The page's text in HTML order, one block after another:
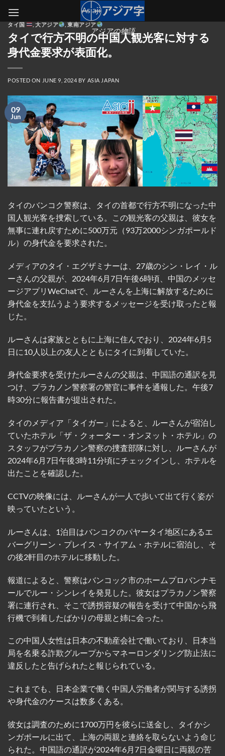
content
アジアの物語
タイ国 ,大アジア ,東南アジア
タイで行方不明の中国人観光客に対する
身代金要求が表面化。
POSTED ON JUNE 9, 2024 BY ASIA JAPAN
09
Jun
タイのバンコク警察は、タイの首都で行方不明になった中
国人観光客を捜索している。この観光客の父親は、彼女を
無事に連れ戻すために500万元（93万2000シンガポールド
ル）の身代金を要求された。
メディアのタイ・エグザミナーは、27歳のシン・レイ・ル
ーさんの父親が、2024年6月7日午後6時頃、中国のメッセ
ージアプリWeChatで、ルーさんを上海に解放するために
身代金を支払うよう要求するメッセージを受け取ったと報
じた。
ルーさんは家族とともに上海に住んでおり、2024年6月5
日に10人以上の友人とともにタイに到着していた。
身代金要求を受けたルーさんの父親は、中国語の通訳を見
つけ、プラカノン警察署の警官に事件を通報した。午後7
時30分に報告書が提出された。
タイのメディア「タイガー」によると、ルーさんが宿泊し
ていたホテル「ザ・クォーター・オンヌット・ホテル」の
スタッフがプラカノン警察の捜査部隊に対し、ルーさんが
2024年6月7日午後3時11分頃にチェックインし、ホテルを
出たことを確認した。
CCTVの映像には、ルーさんが一人で歩いて出て行く姿が
映っていたという。
ルーさんは、1泊目はバンコクのパヤータイ地区にあるエ
バーグリーン・プレイス・サイアム・ホテルに宿泊し、そ
の後2軒目のホテルに移動した。
報道によると、警察はバンコック市のホームプロバンナモ
ールでルー・シンレイを発見した。彼女はプラカノン警察
署に連行され、そこで誘拐容疑の報告を受けて中国から飛
行機で到着したばかりの母親と姉に会った。
この中国人女性は日本の不動産会社で働いており、日本当
局を名乗る詐欺グループからマネーロンダリング防止法に
違反したと告げられたと報じられている。
これまでも、日本企業で働く中国人労働者が関与する誘拐
や身代金のケースは数多くある。
彼女は調査のために1700万円を彼らに送金し、タイかシ
ンガポールに出て、上海の両親と連絡を取らないよう命じ
られた。中国語の通訳が2024年6月7日金曜日に両親の苦